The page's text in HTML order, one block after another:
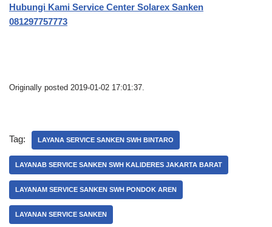
Hubungi Kami Service Center Solarex Sanken
081297757773
Originally posted 2019-01-02 17:01:37.
Tag: LAYANA SERVICE SANKEN SWH BINTARO
LAYANAB SERVICE SANKEN SWH KALIDERES JAKARTA BARAT
LAYANAM SERVICE SANKEN SWH PONDOK AREN
LAYANAN SERVICE SANKEN